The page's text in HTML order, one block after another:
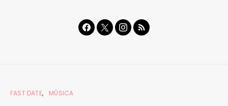
FAST DATE MÚSICA